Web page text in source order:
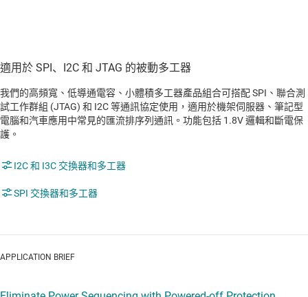
適用於 SPI、I2C 和 JTAG 的被動多工器
我們的高頻寬、低導通電容、小體積多工器產品組合可搭配 SPI、聯合測
試工作群組 (JTAG) 和 I2C 等通訊協定使用，適用於機架伺服器、筆記型
電腦和汽車應用中常見的匯流排序列通訊。功能包括 1.8V 邏輯和斷電保
護。
I2C 和 I3C 交換器和多工器
SPI 交換器和多工器
APPLICATION BRIEF